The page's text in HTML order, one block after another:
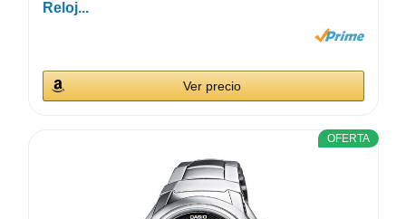
Reloj...
Ver precio
OFERTA